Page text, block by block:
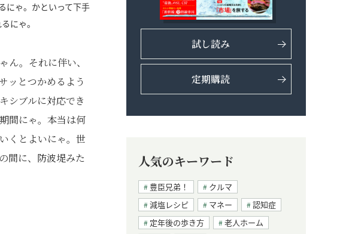
にゃ。かといって下手
にゃ。
。それに伴い、
ッとつかめるよう
シブルに対応でき
間にゃ。本当は何
くとよいにゃ。世
間に、防波堤みた
試し読み
定期購読
人気のキーワード
豊臣兄弟！
クルマ
減塩レシピ
マネー
認知症
定年後の歩き方
老人ホーム